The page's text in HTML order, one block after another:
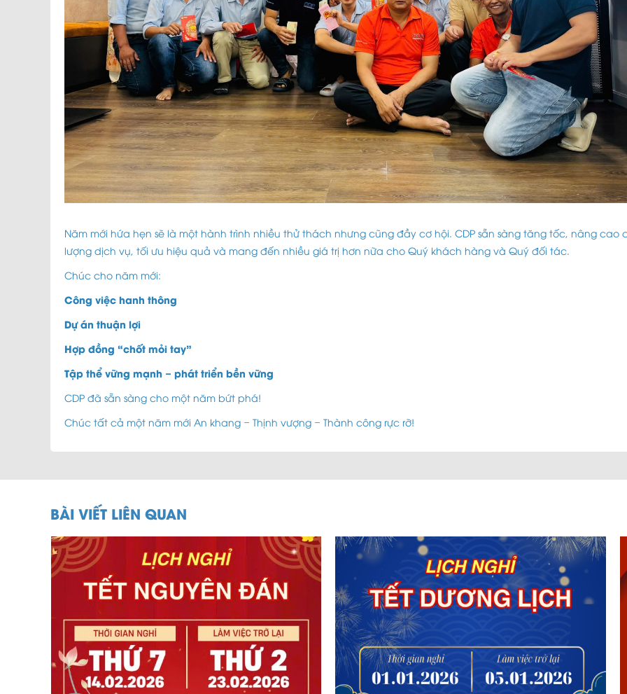
Năm mới hứa hẹn sẽ là một hành trình nhiều thử thách nhưng cũng đầy cơ hội. CDP sẵn sàng tăng tốc, nâng cao
lượng dịch vụ, tối ưu hiệu quả và mang đến nhiều giá trị hơn nữa cho Quý khách hàng và Quý đối tác.
Chúc cho năm mới:
Công việc hanh thông
Dự án thuận lợi
Hợp đồng “chốt mỏi tay”
Tập thể vững mạnh – phát triển bền vững
CDP đã sẵn sàng cho một năm bứt phá!
Chúc tất cả một năm mới An khang – Thịnh vượng – Thành công rực rỡ!
BÀI VIẾT LIÊN QUAN